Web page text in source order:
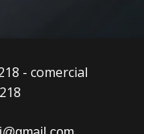
- comercial